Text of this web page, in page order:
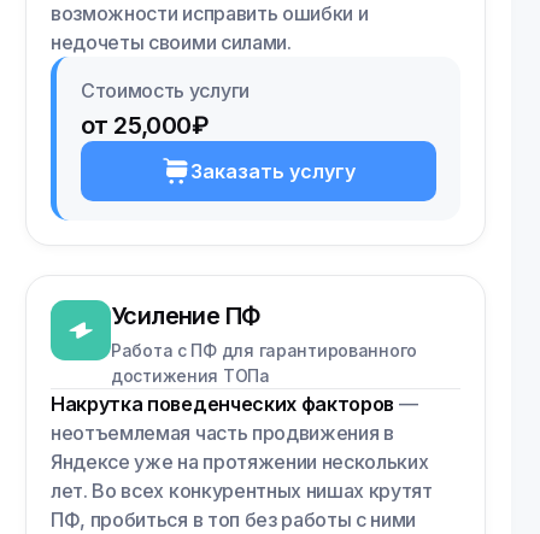
возможности исправить ошибки и
недочеты своими силами.
Стоимость услуги
от 25,000₽
Заказать услугу
Усиление ПФ
Работа с ПФ для гарантированного
достижения ТОПа
Накрутка поведенческих факторов —
неотъемлемая часть продвижения в
Яндексе уже на протяжении нескольких
лет. Во всех конкурентных нишах крутят
ПФ, пробиться в топ без работы с ними